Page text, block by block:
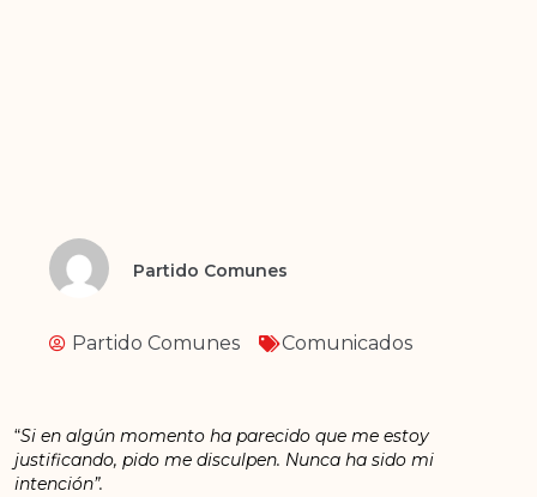
Partido Comunes
Partido Comunes Comunicados
“Si en algún momento ha parecido que me estoy
justificando, pido me disculpen. Nunca ha sido mi
intención”.